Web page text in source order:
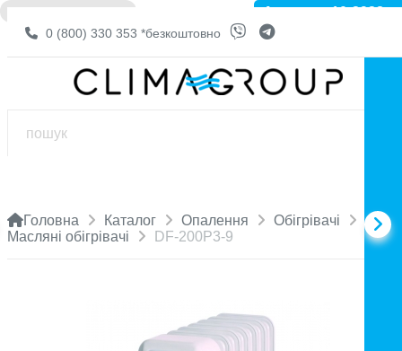
0 (800) 330 353 *безкоштовно
Головна Каталог Опалення
Обігрівачі
Масляні обігрівачі
DF-200P3-9
Артикул: 10-3928
❌ НЕМА В НАЯВНОСТІ